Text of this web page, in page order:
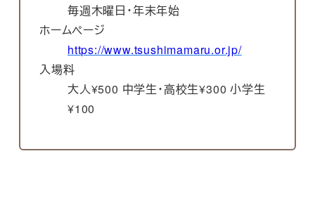
毎週木曜日・年末年始
ホームページ
https://www.tsushimamaru.or.jp/
入場料
大人¥500 中学生・高校生¥300 小学生
¥100